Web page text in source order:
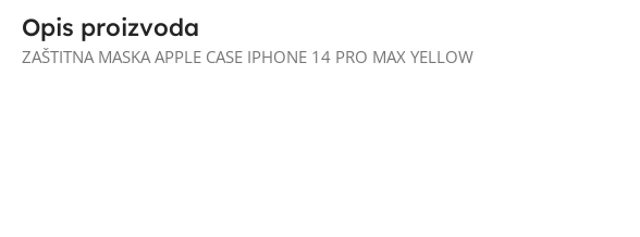
Opis proizvoda
ZAŠTITNA MASKA APPLE CASE IPHONE 14 PRO MAX YELLOW